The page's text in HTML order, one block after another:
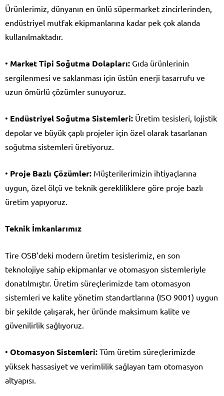
Ürünlerimiz, dünyanın en ünlü süpermarket zincirlerinden,
endüstriyel mutfak ekipmanlarına kadar pek çok alanda
kullanılmaktadır.
• Market Tipi Soğutma Dolapları: Gıda ürünlerinin
sergilenmesi ve saklanması için üstün enerji tasarrufu ve
uzun ömürlü çözümler sunuyoruz.
• Endüstriyel Soğutma Sistemleri: Üretim tesisleri, lojistik
depolar ve büyük çaplı projeler için özel olarak tasarlanan
soğutma sistemleri üretiyoruz.
• Proje Bazlı Çözümler: Müşterilerimizin ihtiyaçlarına
uygun, özel ölçü ve teknik gerekliliklere göre proje bazlı
üretim yapıyoruz.
Teknik İmkanlarımız
Tire OSB’deki modern üretim tesislerimiz, en son
teknolojiye sahip ekipmanlar ve otomasyon sistemleriyle
donatılmıştır. Üretim süreçlerimizde tam otomasyon
sistemleri ve kalite yönetim standartlarına (ISO 9001) uygun
bir şekilde çalışarak, her üründe maksimum kalite ve
güvenilirlik sağlıyoruz.
• Otomasyon Sistemleri: Tüm üretim süreçlerimizde
yüksek hassasiyet ve verimlilik sağlayan tam otomasyon
altyapısı.